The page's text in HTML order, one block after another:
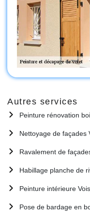
Autres services
Peinture rénovation
Nettoyage de façades
Ravalement de
Habillage planche de
Peinture intérieure
Pose de bardage en